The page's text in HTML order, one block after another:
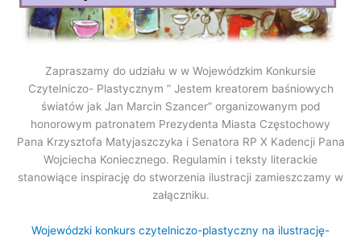
Zapraszamy do udziału w w Wojewódzkim Konkursie
Czytelniczo- Plastycznym ” Jestem kreatorem baśniowych
światów jak Jan Marcin Szancer” organizowanym pod
honorowym patronatem Prezydenta Miasta Częstochowy
Pana Krzysztofa Matyjaszczyka i Senatora RP X Kadencji Pana
Wojciecha Koniecznego. Regulamin i teksty literackie
stanowiące inspirację do stworzenia ilustracji zamieszczamy w
załączniku.
Wojewódzki konkurs czytelniczo-plastyczny na ilustrację-